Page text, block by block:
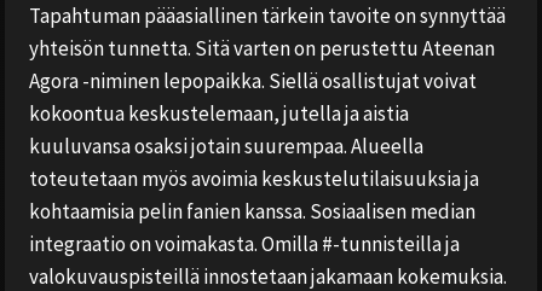
Tapahtuman pääasiallinen tärkein tavoite on synnyttää
yhteisön tunnetta. Sitä varten on perustettu Ateenan
Agora -niminen lepopaikka. Siellä osallistujat voivat
kokoontua keskustelemaan, jutella ja aistia
kuuluvansa osaksi jotain suurempaa. Alueella
toteutetaan myös avoimia keskustelutilaisuuksia ja
kohtaamisia pelin fanien kanssa. Sosiaalisen median
integraatio on voimakasta. Omilla #-tunnisteilla ja
valokuvauspisteillä innostetaan jakamaan kokemuksia.